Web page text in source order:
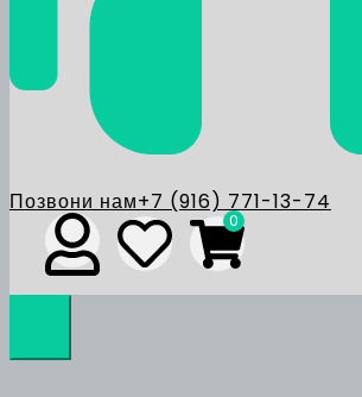
Позвони нам+7 (916) 771-13-74
0